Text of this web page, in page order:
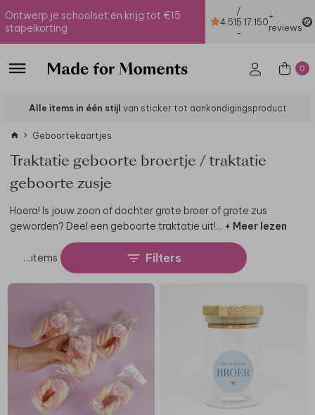
Ontwerp je schoolset en krijg tot €15
stapelkorting
4.51
/
5
-
17.150+
reviews
0
Alle items in één stijl van sticker tot aankondigingsproduct
Geboortekaartjes
Traktatie geboorte broertje / traktatie
geboorte zusje
Hoera! Is jouw zoon of dochter grote broer of grote zus
geworden? Deel een geboorte traktatie uit!... + Meer lezen
…items Filters